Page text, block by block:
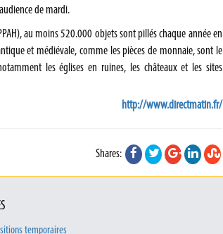
de mardi.
au moins 520.000 objets sont pillés chaque année en
et médiévale, comme les pièces de monnaie, sont le
les églises en ruines, les châteaux et les sites
http://www.directmatin.fr/
Shares:
temporaires